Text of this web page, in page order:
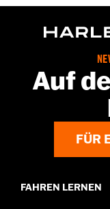
Auf
FÜR
FAHREN LERNEN